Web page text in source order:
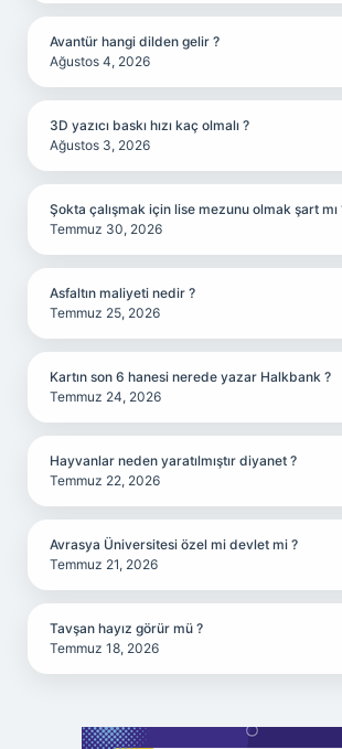
Avantür hangi dilden gelir ?
Ağustos 4, 2026
3D yazıcı baskı hızı kaç olmalı ?
Ağustos 3, 2026
Şokta çalışmak için lise mezunu olmak şart mı
Temmuz 30, 2026
Asfaltın maliyeti nedir ?
Temmuz 25, 2026
Kartın son 6 hanesi nerede yazar Halkbank ?
Temmuz 24, 2026
Hayvanlar neden yaratılmıştır diyanet ?
Temmuz 22, 2026
Avrasya Üniversitesi özel mi devlet mi ?
Temmuz 21, 2026
Tavşan hayız görür mü ?
Temmuz 18, 2026